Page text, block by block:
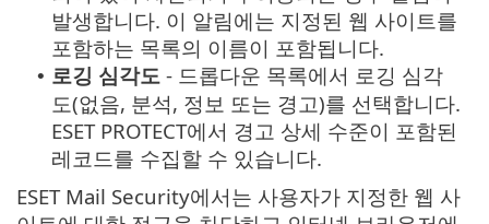
발생합니다. 이 알림에는 지정된 웹 사이트를
포함하는 목록의 이름이 포함됩니다.
• 로깅 심각도 - 드롭다운 목록에서 로깅 심각
도(없음, 분석, 정보 또는 경고)를 선택합니다.
ESET PROTECT에서 경고 상세 수준이 포함된
레코드를 수집할 수 있습니다.
ESET Mail Security에서는 사용자가 지정한 웹 사